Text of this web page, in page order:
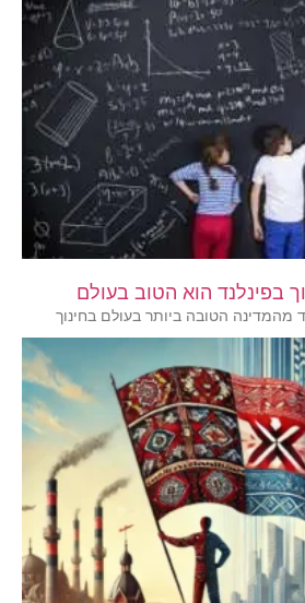
הטובה ביותר בעולם בחינוך